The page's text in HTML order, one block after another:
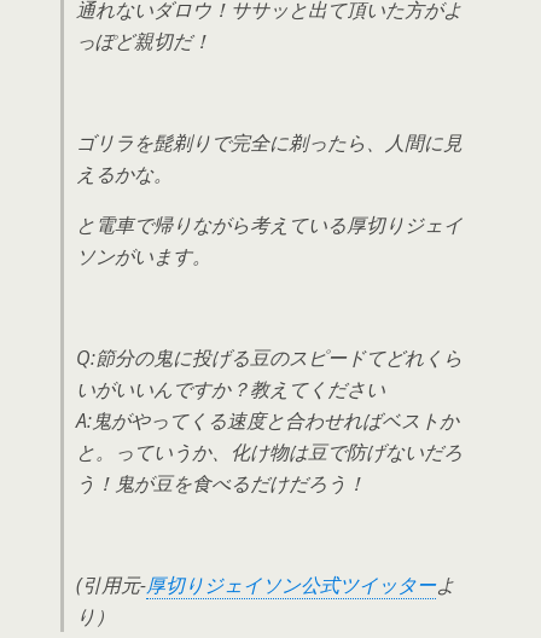
通れないダロウ！ササッと出て頂いた方がよ
っぽど親切だ！
ゴリラを髭剃りで完全に剃ったら、人間に見
えるかな。
と電車で帰りながら考えている厚切りジェイ
ソンがいます。
Q:節分の鬼に投げる豆のスピードてどれくら
いがいいんですか？教えてください
A:鬼がやってくる速度と合わせればベストか
と。っていうか、化け物は豆で防げないだろ
う！鬼が豆を食べるだけだろう！
(引用元-厚切りジェイソン公式ツイッターよ
り）